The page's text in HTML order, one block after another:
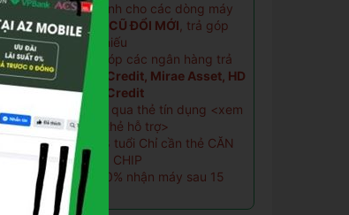
và Cáp nhanh cho các dòng máy
Hỗ trợTHU CŨ ĐỔI MỚI , trả góp
phần còn thiếu
Hỗ trợ trả góp các ngân hàng trả
góp
Home Credit, Mirae Asset, HD
SaiSon, Fe Credit
Trả góp 0% qua thẻ tín dụng <xem
danh sách thẻ hỗ trợ>
Hỗ trợ từ 18 tuổi Chỉ cần thẻ CĂN
CƯỚC GẮN CHIP
Trả trước 20% nhận máy sau 15
phút